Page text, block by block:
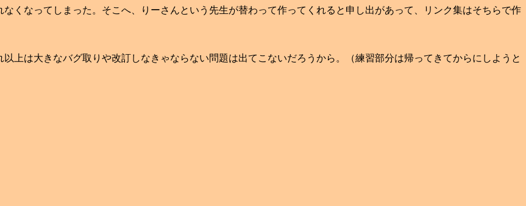
くなってしまった。そこへ、りーさんという先生が替わって作ってくれると申し出があって、リンク集はそちらで作
上は大きなバグ取りや改訂しなきゃならない問題は出てこないだろうから。（練習部分は帰ってきてからにしようと